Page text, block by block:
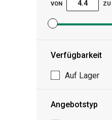
VON ZU
Verfügbarkeit
Auf Lager
Angebotstyp